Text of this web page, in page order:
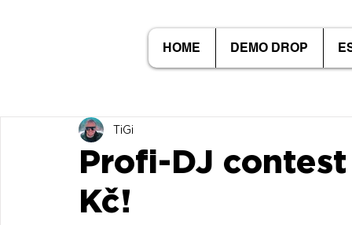
HOME DEMO DROP
Profi-DJ
Kč!
TiGi